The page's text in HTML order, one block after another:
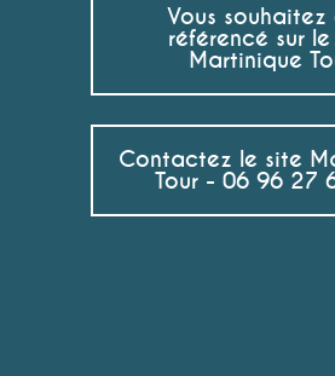
Vous souhaitez
référencé sur
Martinique
Contactez le site
Tour - 06 96 27